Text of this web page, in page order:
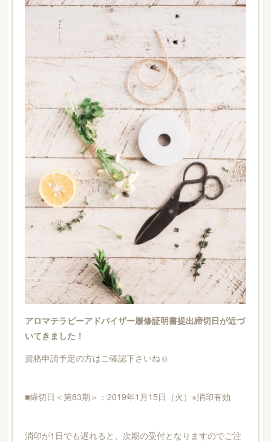
アロマテラピーアドバイザー履修証明書提出締切日が近づ
いてきました！
資格申請予定の方はご確認下さいね☺︎
■締切日＜第83期＞：2019年1月15日（火）※消印有効
消印が1日でも遅れると、次期の受付となりますのでご注